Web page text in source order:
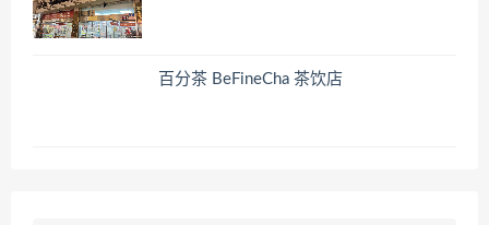
百分茶 BeFineCha 茶饮店